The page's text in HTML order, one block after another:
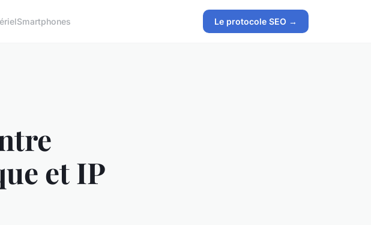
Smartphones Le protocole SEO →
et IP